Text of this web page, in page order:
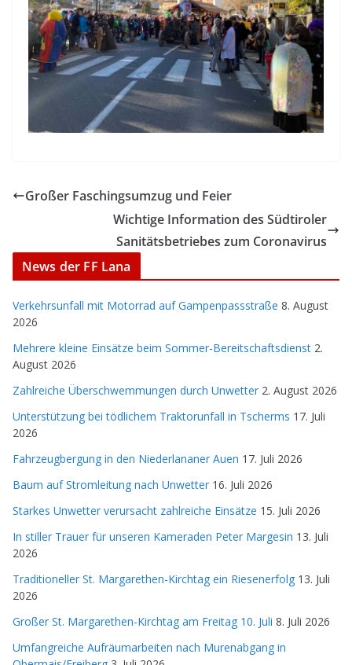
Großer Faschingsumzug und Feier
Wichtige Information des Südtiroler
Sanitätsbetriebes zum Coronavirus
News der FF Lana
Verkehrsunfall mit Motorrad auf Gampenpassstraße 8. August
2026
Mehrere kleine Einsätze beim Sommer-Bereitschaftsdienst 2.
August 2026
Zahlreiche Überschwemmungen durch Unwetter 2. August 2026
Unterstützung bei tödlichem Traktorunfall in Tscherms 17. Juli
2026
Fahrzeugbergung in den Niederlananer Auen 17. Juli 2026
Baum auf Stromleitung nach Unwetter 16. Juli 2026
Starkes Unwetter verursacht zahlreiche Einsätze 15. Juli 2026
In stiller Trauer für unseren Kameraden Peter Margesin 13. Juli
2026
Traditioneller St. Margarethen-Kirchtag ein Riesenerfolg 13. Juli
2026
Großer St. Margarethen-Kirchtag am Freitag 10. Juli 8. Juli 2026
Umfangreiche Aufräumarbeiten nach Murenabgang in